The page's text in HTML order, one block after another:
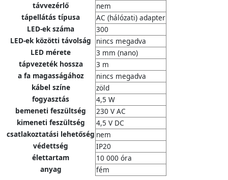
távvezérlő
nem
tápellátás típusa
AC (hálózati) adapter
LED-ek száma
300
LED-ek közötti távolság
nincs megadva
LED mérete
3 mm (nano)
tápvezeték hossza
3 m
a fa magasságához
nincs megadva
kábel színe
zöld
fogyasztás
4,5 W
bemeneti feszültség
230 V AC
kimeneti feszültség
4,5 V DC
csatlakoztatási lehetőség nem
védettség
IP20
élettartam
10 000 óra
anyag
fém